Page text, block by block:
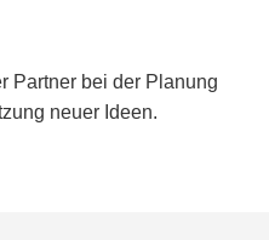
Partner bei der Planung
neuer Ideen.